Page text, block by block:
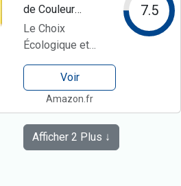
de Couleur
Fabriqués avec
100% de bois
manière
responsable,
dessin pour
Enfants à
Le Choix
Écologique et
Robuste
7.5
Voir
Amazon.fr
Afficher 2 Plus ↓